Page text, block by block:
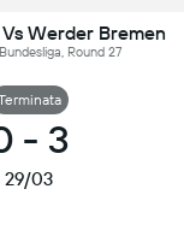
Werder Bremen
Round 27
- 3
29/03